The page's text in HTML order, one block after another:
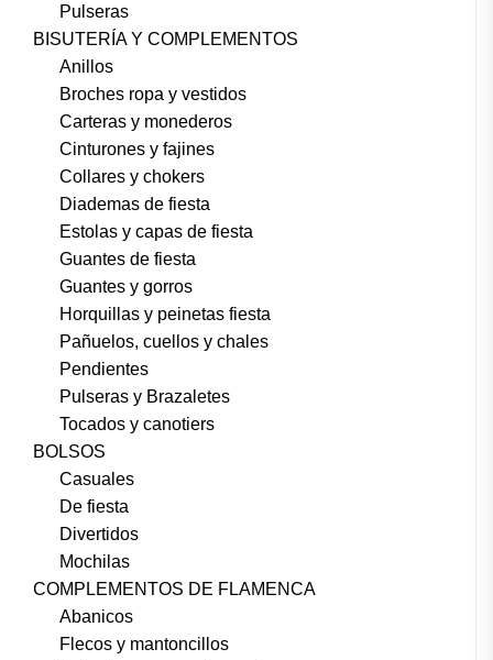
Pulseras
BISUTERÍA Y COMPLEMENTOS
Anillos
Broches ropa y vestidos
Carteras y monederos
Cinturones y fajines
Collares y chokers
Diademas de fiesta
Estolas y capas de fiesta
Guantes de fiesta
Guantes y gorros
Horquillas y peinetas fiesta
Pañuelos, cuellos y chales
Pendientes
Pulseras y Brazaletes
Tocados y canotiers
BOLSOS
Casuales
De fiesta
Divertidos
Mochilas
COMPLEMENTOS DE FLAMENCA
Abanicos
Flecos y mantoncillos